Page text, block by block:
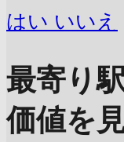
はい いいえ
最寄り
価値を